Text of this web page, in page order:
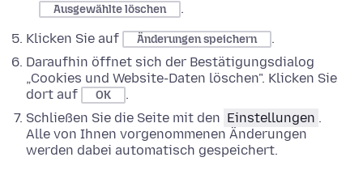
Ausgewählte löschen
.
Klicken Sie auf
Änderungen speichern
.
Daraufhin öffnet sich der Bestätigungsdialog
„Cookies und Website-Daten löschen". Klicken Sie
dort auf
OK
.
Schließen Sie die Seite mit den Einstellungen .
Alle von Ihnen vorgenommenen Änderungen
werden dabei automatisch gespeichert.